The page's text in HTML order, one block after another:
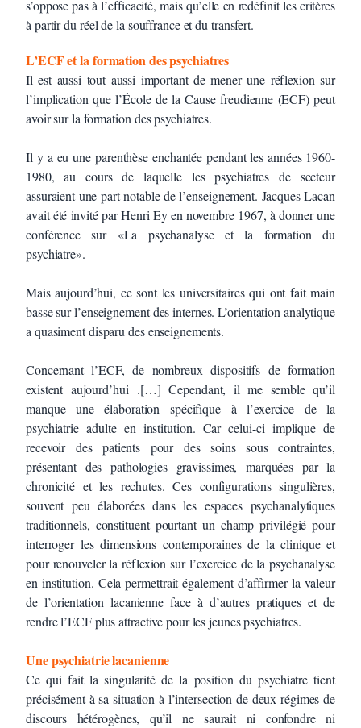
s’oppose pas à l’efficacité, mais qu’elle en redéfinit les critères
à partir du réel de la souffrance et du transfert.
L’ECF et la formation des psychiatres
Il est aussi tout aussi important de mener une réflexion sur
l’implication que l’École de la Cause freudienne (ECF) peut
avoir sur la formation des psychiatres.
Il y a eu une parenthèse enchantée pendant les années 1960-
1980, au cours de laquelle les psychiatres de secteur
assuraient une part notable de l’enseignement. Jacques Lacan
avait été invité par Henri Ey en novembre 1967, à donner une
conférence sur «La psychanalyse et la formation du
psychiatre».
Mais aujourd’hui, ce sont les universitaires qui ont fait main
basse sur l’enseignement des internes. L’orientation analytique
a quasiment disparu des enseignements.
Concernant l’ECF, de nombreux dispositifs de formation
existent aujourd’hui .[…] Cependant, il me semble qu’il
manque une élaboration spécifique à l’exercice de la
psychiatrie adulte en institution. Car celui-ci implique de
recevoir des patients pour des soins sous contraintes,
présentant des pathologies gravissimes, marquées par la
chronicité et les rechutes. Ces configurations singulières,
souvent peu élaborées dans les espaces psychanalytiques
traditionnels, constituent pourtant un champ privilégié pour
interroger les dimensions contemporaines de la clinique et
pour renouveler la réflexion sur l’exercice de la psychanalyse
en institution. Cela permettrait également d’affirmer la valeur
de l’orientation lacanienne face à d’autres pratiques et de
rendre l’ECF plus attractive pour les jeunes psychiatres.
Une psychiatrie lacanienne
Ce qui fait la singularité de la position du psychiatre tient
précisément à sa situation à l’intersection de deux régimes de
discours hétérogènes, qu’il ne saurait ni confondre ni